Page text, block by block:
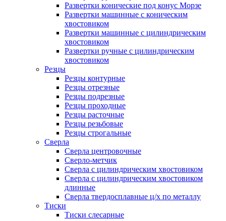
Развертки конические под конус Морзе
Развертки машинные с коническим
хвостовиком
Развертки машинные с цилиндрическим
хвостовиком
Развертки ручные с цилиндрическим
хвостовиком
Резцы
Резцы контурные
Резцы отрезные
Резцы подрезные
Резцы проходные
Резцы расточные
Резцы резьбовые
Резцы строгальные
Сверла
Сверла центровочные
Сверло-метчик
Сверла с цилиндрическим хвостовиком
Сверла с цилиндрическим хвостовиком
длинные
Сверла твердосплавные ц/х по металлу
Тиски
Тиски слесарные